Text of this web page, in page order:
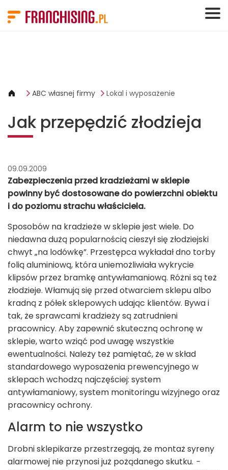
ABC własnej firmy Lokal i wyposażenie
Jak przepędzić złodzieja
09.09.2009
Zabezpieczenia przed kradzieżami w sklepie
powinny być dostosowane do powierzchni obiektu
i do poziomu strachu właściciela.
Sposobów na kradzieże w sklepie jest wiele. Do
niedawna dużą popularnością cieszył się złodziejski
chwyt „na lodówkę”. Przestępca wykładał dno torby
folią aluminiową, która uniemożliwiała wykrycie
klipsów przez bramkę antywłamaniową. Różni są też
złodzieje. Włamują się przed otwarciem sklepu albo
kradną z półek sklepowych udając klientów. Bywa i
tak, że sprawcami kradzieży są zatrudnieni
pracownicy. Aby zapewnić skuteczną ochronę w
sklepie, warto wziąć pod uwagę wszystkie
ewentualności. Należy też pamiętać, że w skład
standardowego wyposażenia prewencyjnego w
sklepach wchodzą najczęściej: system
antywłamaniowy, system monitoringu wizyjnego oraz
pracownicy ochrony.
Alarm to nie wszystko
Drobni sklepikarze przestrzegają, że montaż syreny
alarmowej nie przynosi już pożądanego skutku. -